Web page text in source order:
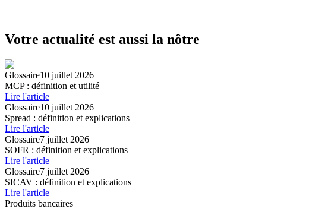
Votre actualité est aussi la nôtre
Glossaire10 juillet 2026
MCP : définition et utilité
Lire l'article
Glossaire10 juillet 2026
Spread : définition et explications
Lire l'article
Glossaire7 juillet 2026
SOFR : définition et explications
Lire l'article
Glossaire7 juillet 2026
SICAV : définition et explications
Lire l'article
Produits bancaires